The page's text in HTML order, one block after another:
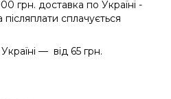
грн. доставка по Україні -
сплачується
— від 65 грн.